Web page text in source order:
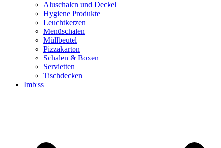
Aluschalen und Deckel
Hygiene Produkte
Leuchtkerzen
Menüschalen
Müllbeutel
Pizzakarton
Schalen & Boxen
Servietten
Tischdecken
Imbiss